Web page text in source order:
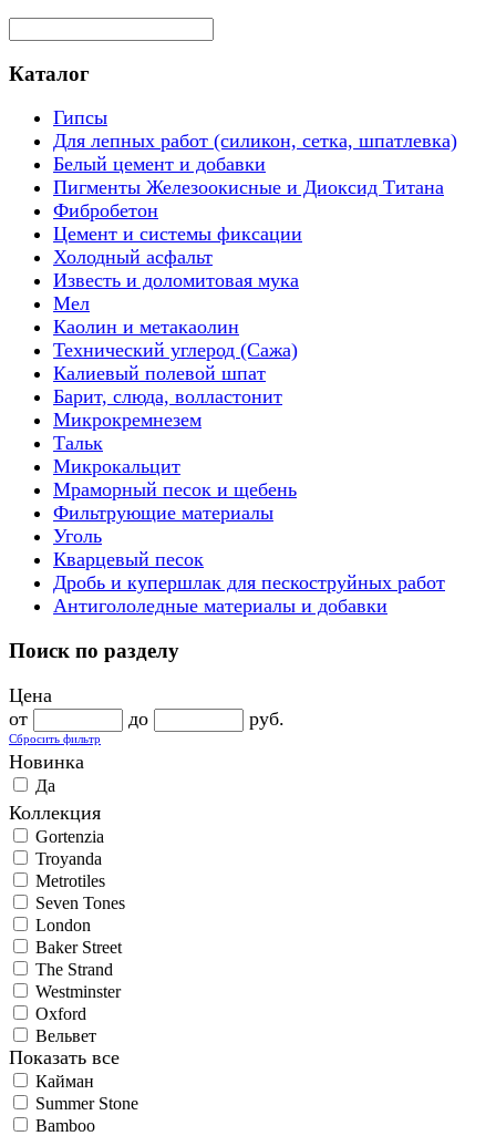
Каталог
Гипсы
Для лепных работ (силикон, сетка, шпатлевка)
Белый цемент и добавки
Пигменты Железоокисные и Диоксид Титана
Фибробетон
Цемент и системы фиксации
Холодный асфальт
Известь и доломитовая мука
Мел
Каолин и метакаолин
Технический углерод (Сажа)
Калиевый полевой шпат
Барит, слюда, волластонит
Микрокремнезем
Тальк
Микрокальцит
Мраморный песок и щебень
Фильтрующие материалы
Уголь
Кварцевый песок
Дробь и купершлак для пескоструйных работ
Антигололедные материалы и добавки
Поиск по разделу
Цена
от
до руб.
Сбросить фильтр
Новинка
Да
Коллекция
Gortenzia
Troyanda
Metrotiles
Seven Tones
London
Baker Street
The Strand
Westminster
Oxford
Вельвет
Показать все
Кайман
Summer Stone
Bamboo